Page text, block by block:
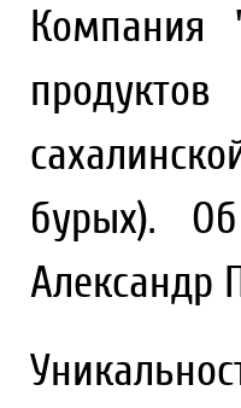
Компания
бурых).
Александр